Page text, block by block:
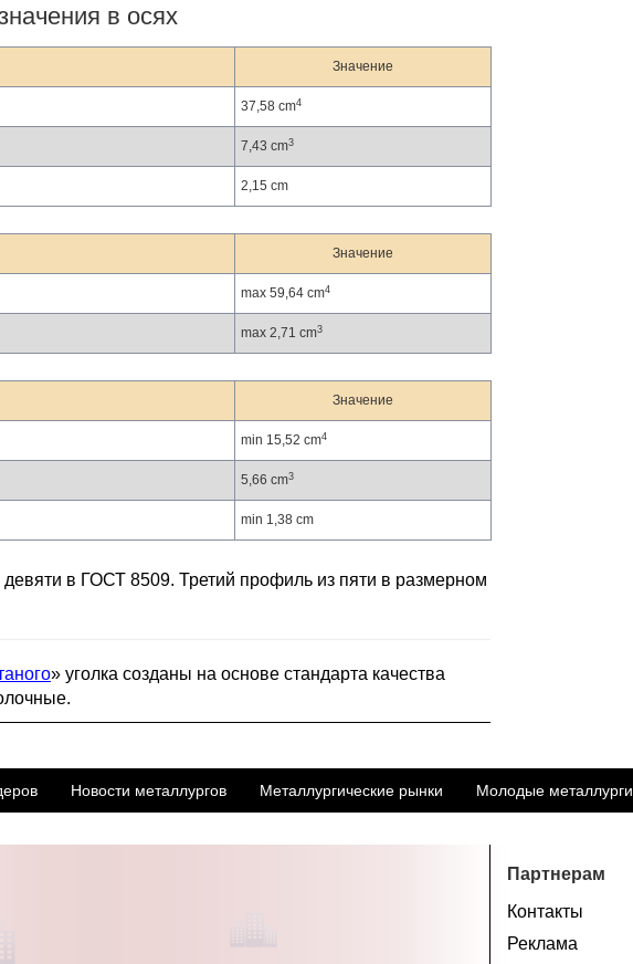
в осях
Значение
37,58 cm4
7,43 cm3
2,15 cm
Значение
max 59,64 cm4
max 2,71 cm3
Значение
min 15,52 cm4
5,66 cm3
min 1,38 cm
в ГОСТ 8509. Третий профиль из пяти в размерном
» уголка созданы на основе стандарта качества
Новости металлургов Металлургические рынки Молодые металлурги
Партнерам
Контакты
Реклама